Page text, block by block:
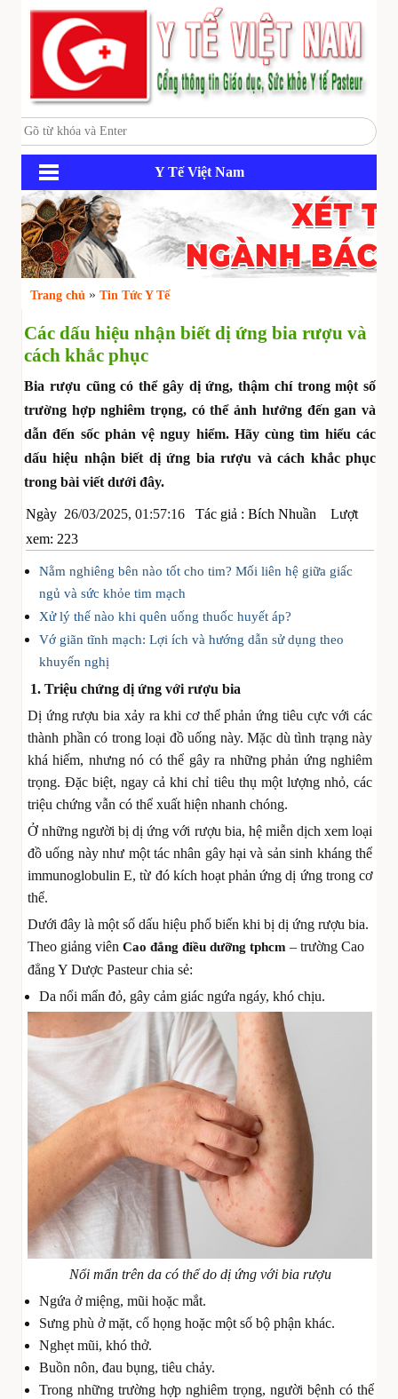
Y Tế Việt Nam
Trang chủ » Tin Tức Y Tế
Các dấu hiệu nhận biết dị ứng bia rượu và
cách khắc phục
Bia rượu cũng có thể gây dị ứng, thậm chí trong một số
trường hợp nghiêm trọng, có thể ảnh hưởng đến gan và
dẫn đến sốc phản vệ nguy hiểm. Hãy cùng tìm hiểu các
dấu hiệu nhận biết dị ứng bia rượu và cách khắc phục
trong bài viết dưới đây.
Ngày 26/03/2025, 01:57:16 Tác giả : Bích Nhuần Lượt
xem: 223
Nằm nghiêng bên nào tốt cho tim? Mối liên hệ giữa giấc
ngủ và sức khỏe tim mạch
Xử lý thế nào khi quên uống thuốc huyết áp?
Vớ giãn tĩnh mạch: Lợi ích và hướng dẫn sử dụng theo
khuyến nghị
1. Triệu chứng dị ứng với rượu bia
Dị ứng rượu bia xảy ra khi cơ thể phản ứng tiêu cực với các
thành phần có trong loại đồ uống này. Mặc dù tình trạng này
khá hiếm, nhưng nó có thể gây ra những phản ứng nghiêm
trọng. Đặc biệt, ngay cả khi chỉ tiêu thụ một lượng nhỏ, các
triệu chứng vẫn có thể xuất hiện nhanh chóng.
Ở những người bị dị ứng với rượu bia, hệ miễn dịch xem loại
đồ uống này như một tác nhân gây hại và sản sinh kháng thể
immunoglobulin E, từ đó kích hoạt phản ứng dị ứng trong cơ
thể.
Dưới đây là một số dấu hiệu phổ biến khi bị dị ứng rượu bia.
Theo giảng viên Cao đẳng điều dưỡng tphcm – trường Cao
đẳng Y Dược Pasteur chia sẻ:
Da nổi mẩn đỏ, gây cảm giác ngứa ngáy, khó chịu.
Nổi mẩn trên da có thể do dị ứng với bia rượu
Ngứa ở miệng, mũi hoặc mắt.
Sưng phù ở mặt, cổ họng hoặc một số bộ phận khác.
Nghẹt mũi, khó thở.
Buồn nôn, đau bụng, tiêu chảy.
Trong những trường hợp nghiêm trọng, người bệnh có thể